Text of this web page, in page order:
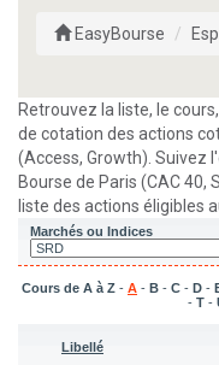
EasyBourse
Retrouvez la liste, le
de cotation des actions
(Access, Growth). Suivez
Bourse de Paris (CAC 40,
liste des actions éligibles